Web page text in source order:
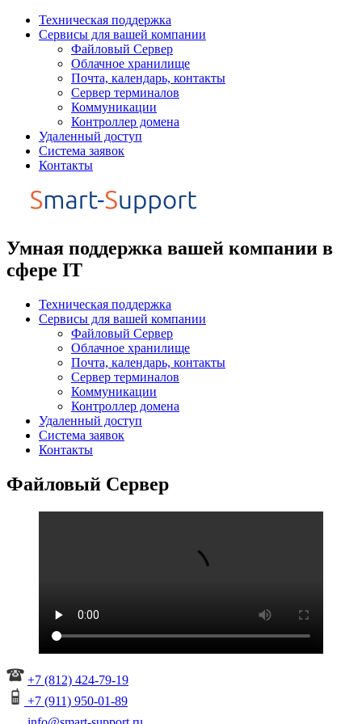
Перейти
содержимому
Техническая поддержка
Сервисы для вашей компании
Файловый Сервер
Облачное хранилище
Почта, календарь, контакты
Сервер терминалов
Коммуникации
Контроллер домена
Удаленный доступ
Система заявок
Контакты
Умная поддержка вашей компании в
сфере IT
Техническая поддержка
Сервисы для вашей компании
Файловый Сервер
Облачное хранилище
Почта, календарь, контакты
Сервер терминалов
Коммуникации
Контроллер домена
Удаленный доступ
Система заявок
Контакты
Файловый Сервер
+7 (812) 424-79-19
+7 (911) 950-01-89